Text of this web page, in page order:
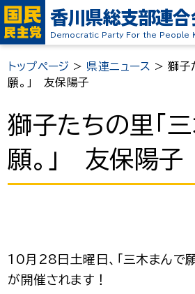
香川県総支部連
Democratic Party For the People
トップページ > 県連ニュース >獅子
願。」 友保陽子
獅子たちの里「
願。」 友保陽子
10月28日土曜日、「三木まん
が開催されます！